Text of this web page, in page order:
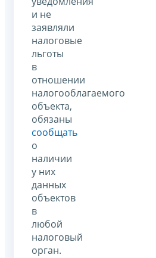
и не
заявляли
налоговые
льготы
в
отношении
налогооблагаемого
объекта,
обязаны
сообщать
о
наличии
у них
данных
объектов
в
любой
налоговый
орган.